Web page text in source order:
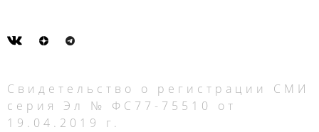
Свидетельство о регистрации СМИ
серия Эл № ФС77-75510 от
19.04.2019 г.